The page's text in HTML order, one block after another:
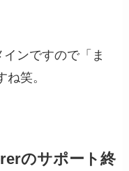
ンですので「ま
笑。
のサポート終